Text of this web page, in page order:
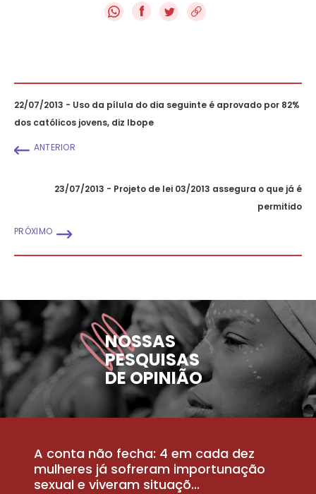
f
22/07/2013 - Uso da pílula do dia seguinte é aprovado por 82%
dos católicos jovens, diz Ibope
ANTERIOR
23/07/2013 - Projeto de lei 03/2013 assegura o que já é
permitido
PRÓXIMO
NOSSAS
PESQUISAS
DE OPINIÃO
A conta não fecha: 4 em cada dez
mulheres já sofreram importunação
sexual e viveram situaçõ...